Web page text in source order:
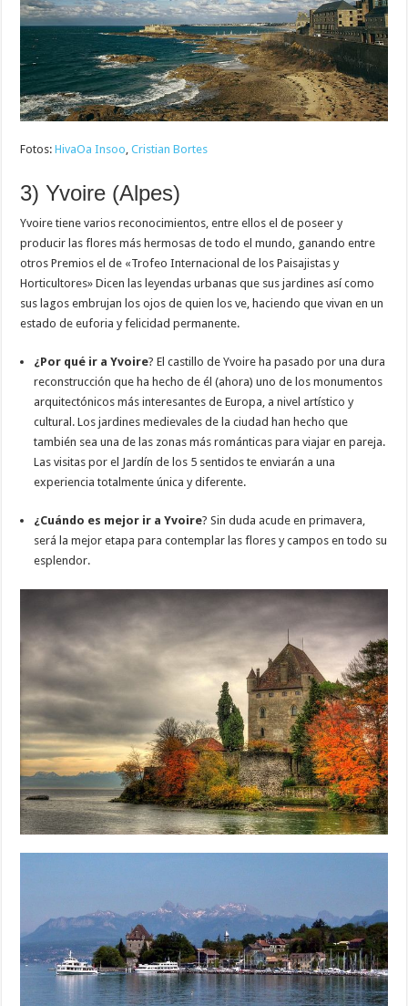
Fotos:HivaOa Insoo,Cristian Bortes
3) Yvoire (Alpes)
Yvoire tiene varios reconocimientos, entre ellos el de poseer y
producir las flores más hermosas de todo el mundo, ganando entre
otros Premios el de «Trofeo Internacional de los Paisajistas y
Horticultores» Dicen las leyendas urbanas que sus jardines así como
sus lagos embrujan los ojos de quien los ve, haciendo que vivan en un
estado de euforia y felicidad permanente.
¿Por qué ir a Yvoire? El castillo de Yvoire ha pasado por una dura
reconstrucción que ha hecho de él (ahora) uno de los monumentos
arquitectónicos más interesantes de Europa, a nivel artístico y
cultural. Los jardines medievales de la ciudad han hecho que
también sea una de las zonas más románticas para viajar en pareja.
Las visitas por el Jardín de los 5 sentidos te enviarán a una
experiencia totalmente única y diferente.
¿Cuándo es mejor ir a Yvoire? Sin duda acude en primavera,
será la mejor etapa para contemplar las flores y campos en todo su
esplendor.